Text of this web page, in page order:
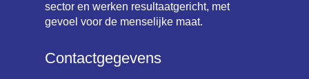
sector en werken resultaatgericht, met
gevoel voor de menselijke maat.
Contactgegevens